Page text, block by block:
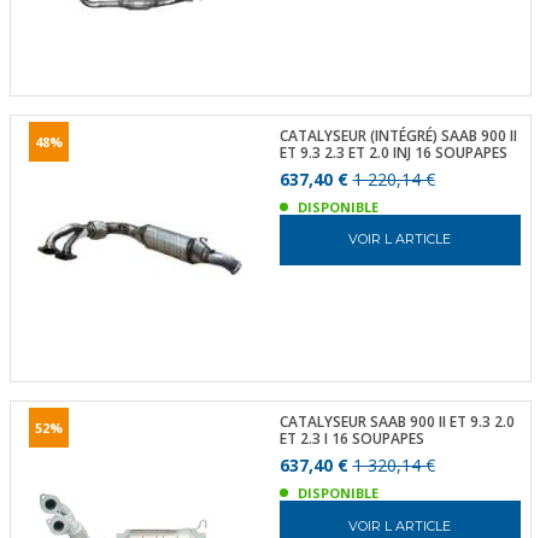
48%
CATALYSEUR (INTÉGRÉ) SAAB 900 II
ET 9.3 2.3 ET 2.0 INJ 16 SOUPAPES
637,40 €1 220,14 €
DISPONIBLE
VOIR L ARTICLE
52%
CATALYSEUR SAAB 900 II ET 9.3 2.0
ET 2.3 I 16 SOUPAPES
637,40 €1 320,14 €
DISPONIBLE
VOIR L ARTICLE